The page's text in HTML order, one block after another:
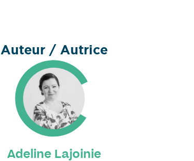
Auteur / Autrice
Adeline Lajoinie